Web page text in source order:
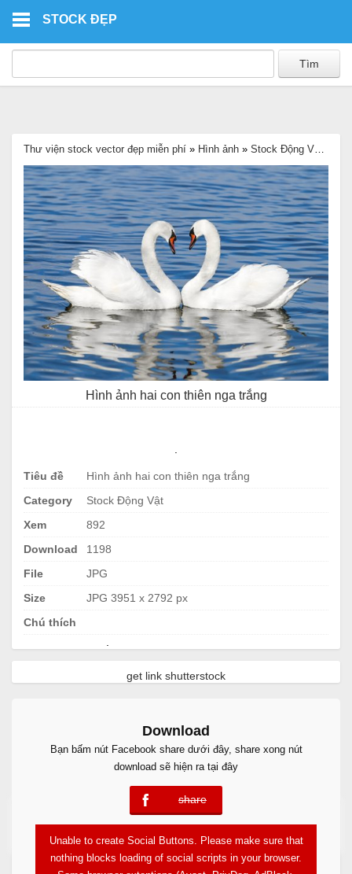
STOCK ĐẸP
Thư viện stock vector đẹp miễn phí » Hình ảnh » Stock Động Vật »
Hình ảnh hai con thiên nga trắng
Tiêu đề
Hình ảnh hai con thiên nga trắng
Category
Stock Động Vật
Xem
892
Download
1198
File
JPG
Size
JPG 3951 x 2792 px
Chú thích
get link shutterstock
Free Download
Download
Bạn bấm nút Facebook share dưới đây, share xong nút
download sẽ hiện ra tại đây
share
error
Unable to create Social Buttons. Please make sure that
nothing blocks loading of social scripts in your browser.